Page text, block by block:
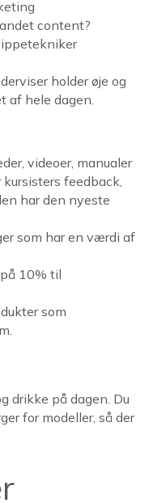
content?
holder øje og
af hele dagen.
videoer, manualer
feedback,
har den nyeste
som har en værdi af
10% til
som
drikke på dagen. Du
for modeller, så der